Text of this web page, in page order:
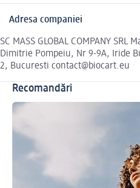
Adresa companiei
SC MASS GLOBAL COMPANY SRL
Dimitrie Pompeiu, Nr 9-9A, Iride
2, Bucuresti contact@biocart.eu
Recomandări